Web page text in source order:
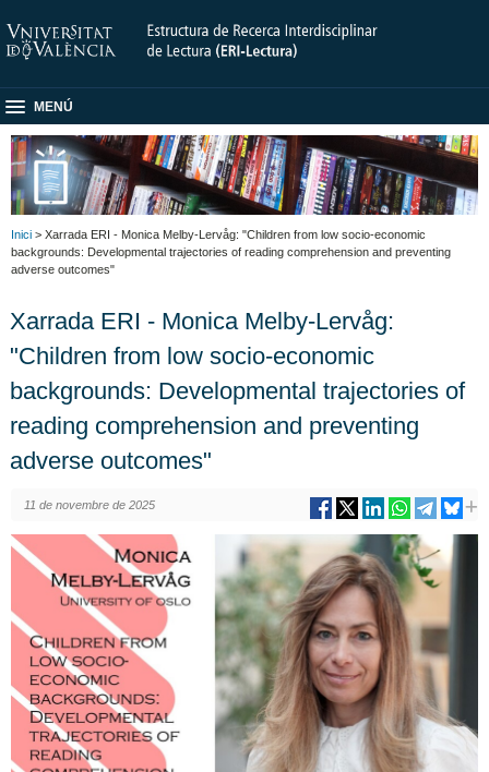
MENÚ
Inici > Xarrada ERI - Monica Melby-Lervåg: "Children from low socio-economic
backgrounds: Developmental trajectories of reading comprehension and preventing
adverse outcomes"
Xarrada ERI - Monica Melby-Lervåg:
"Children from low socio-economic
backgrounds: Developmental trajectories of
reading comprehension and preventing
adverse outcomes"
11 de novembre de 2025